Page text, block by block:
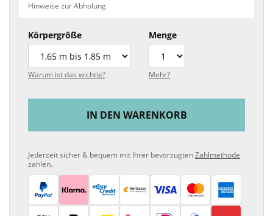
Hinweise zur Abholung
Körpergröße
Warum ist das wichtig?
Menge
Mehr?
IN DEN WARENKORB
Jederzeit sicher & bequem mit Ihrer bevorzugtenZahlmethode
zahlen.